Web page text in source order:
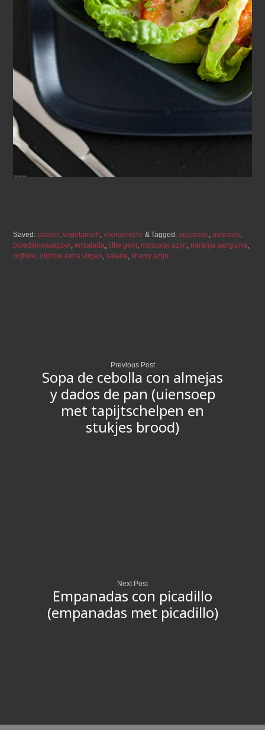
Saved:salade ,vegetarisch ,voorgerecht Tagged:aguacate ,avocado
bloedsinaasappel ,ensalada ,little gem moscatel azijn naranja sanguina
olijfolie ,olijfolie extra virgen ,salade ,sherry azijn
Previous Post
Sopa de cebolla con almejas
y dados de pan (uiensoep
met tapijtschelpen en
stukjes brood)
Next Post
Empanadas con picadillo
(empanadas met picadillo)